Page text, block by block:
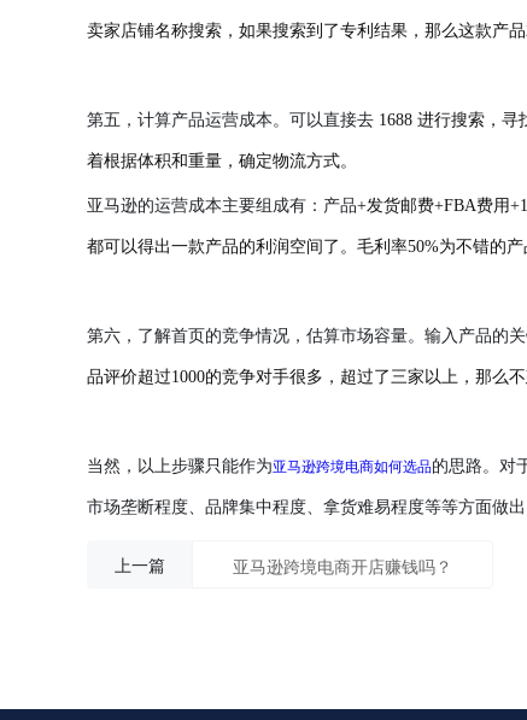
卖家店铺名称搜索，如果搜索到了专利结果，那么这款产品
第五，计算产品运营成本。 可以直接去 1688 进行搜索，
着根据体积和重量，确定物流方式。
亚马逊的运营成本主要组成有：产品+发货邮费+FBA费用
都可以得出一款产品的利润空间了。毛利率50%为不错的产
第六，了解首页的竞争情况，估算市场容量。 输入产品的
品评价超过1000的竞争对手很多，超过了三家以上，那么不
当然，以上步骤只能作为亚马逊跨境电商如何选品的思路。对
市场垄断程度、品牌集中程度、拿货难易程度等等方面做出
上一篇 亚马逊跨境电商开店赚钱吗？